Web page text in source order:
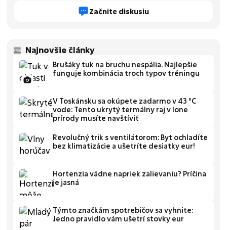
Začnite diskusiu
Najnovšie články
Brušáky tuk na bruchu nespália. Najlepšie
funguje kombinácia troch typov tréningu
V Toskánsku sa okúpete zadarmo v 43 °C
vode: Tento ukrytý termálny raj v lone
prírody musíte navštíviť
Revolučný trik s ventilátorom: Byt ochladíte
bez klimatizácie a ušetríte desiatky eur!
Hortenzia vädne napriek zalievaniu? Príčina
je jasná
Týmto značkám spotrebičov sa vyhnite:
Jedno pravidlo vám ušetrí stovky eur